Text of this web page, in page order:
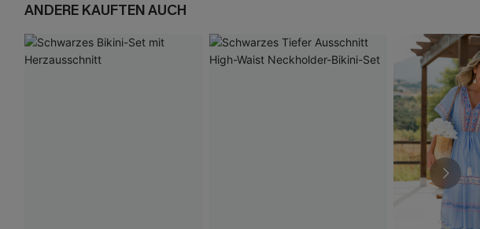
ANDERE KAUFTEN AUCH